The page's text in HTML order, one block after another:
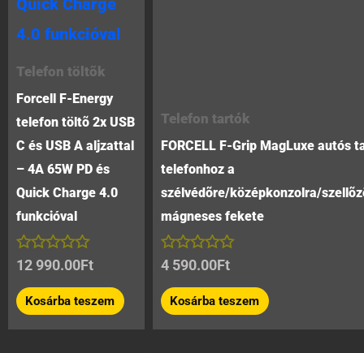
Telefon töltõk
Forcell F-Energy
telefon töltõ 2x USB
C és USB A aljzattal
– 4A 65W PD és
Quick Charge 4.0
funkcióval
Értékelés:
/
5
12 990.00Ft
Kosárba teszem
Telefon tartók
FORCELL F-Grip MagLuxe autós
telefonhoz a
szélvédõre/középkonzolra/
mágneses fekete
Értékelés:
/
5
4 590.00Ft
Kosárba teszem